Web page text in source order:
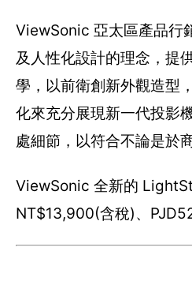
ViewSonic 亞太區產品行
及人性化設計的理念，提
學，以前衛創新外觀造型
化來充分展現新一代投影
處細節，以符合不論是於
ViewSonic 全新的
NT$13,900(含稅)、